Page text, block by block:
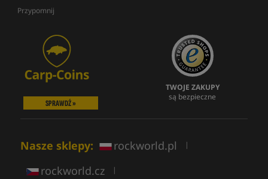
Przypomnij
SPRAWDŹ »
TWOJE ZAKUPY
są bezpieczne
Nasze sklepy: rockworld.pl |
rockworld.cz |